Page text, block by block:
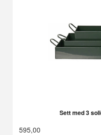
Sett med 3
595,00